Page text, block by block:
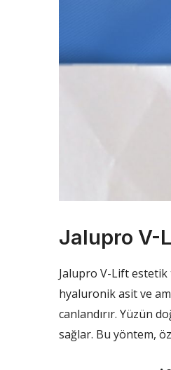
Jalupro V-
Jalupro V-Lift estetik
hyaluronik asit ve
canlandırır. Yüzün
sağlar. Bu yöntem,